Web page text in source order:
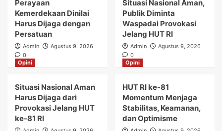
Perayaan
Kemerdekaan Dinilai
Harus Dijaga dengan
Persatuan
Admin
Agustus 9, 2026
0
Situasi Nasional Aman,
Publik Diminta
Waspadai Provokasi
Jelang HUT RI
Admin
Agustus 9, 2026
0
Opini
Situasi Nasional Aman
Harus Dijaga dari
Provokasi Jelang HUT
ke-81 RI
Opini
HUT RI ke-81
Momentum Menjaga
Stabilitas, Keamanan,
dan Optimisme